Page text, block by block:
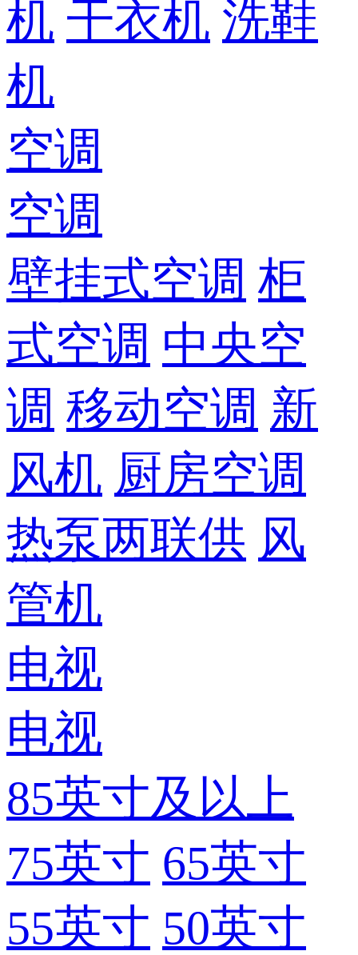
机 干衣机 洗鞋
机
空调
空调
壁挂式空调 柜
式空调 中央空
调 移动空调 新
风机 厨房空调
热泵两联供 风
管机
电视
电视
85英寸及以上
75英寸 65英寸
55英寸 50英寸